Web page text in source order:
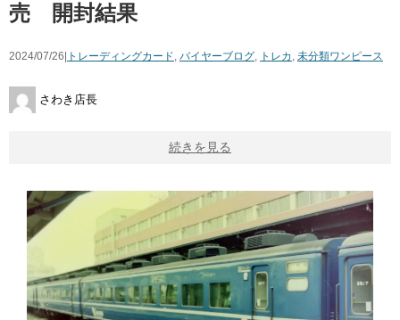
売 開封結果
2024/07/26| トレーディングカード, バイヤーブログ, トレカ , 未分類ワンピース
さわき店長
続きを見る